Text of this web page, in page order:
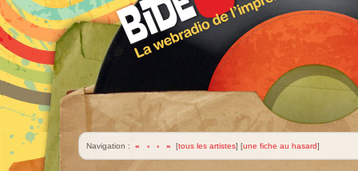
Navigation : « ‹ › » [tous les artistes] [une fiche au hasard]